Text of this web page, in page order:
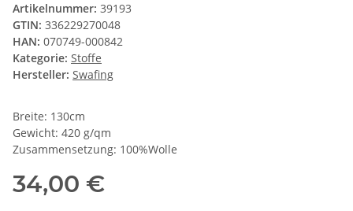
Artikelnummer: 39193
GTIN: 336229270048
HAN: 070749-000842
Kategorie: Stoffe
Hersteller: Swafing
Breite: 130cm
Gewicht: 420 g/qm
Zusammensetzung: 100%Wolle
34,00 €